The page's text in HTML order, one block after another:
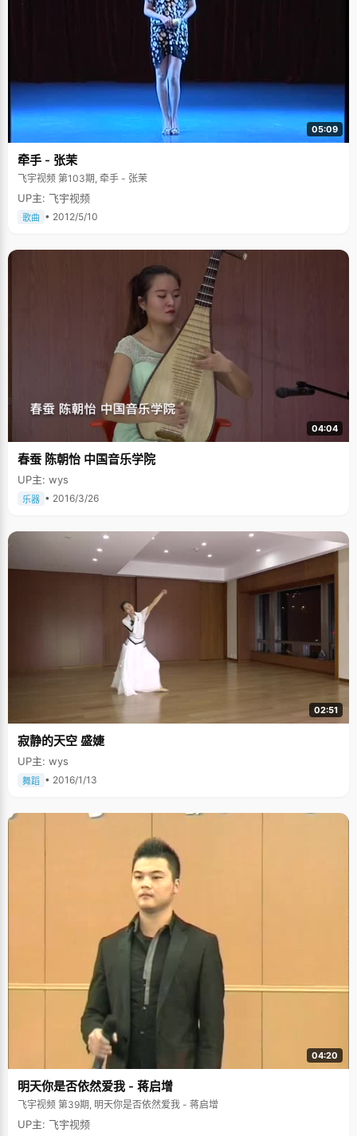
05:09
牵手 - 张茉
飞宇视频 第103期, 牵手 - 张茉
UP主: 飞宇视频
歌曲 • 2012/5/10
04:04
春蚕 陈朝怡 中国音乐学院
UP主: wys
乐器 • 2016/3/26
02:51
寂静的天空 盛婕
UP主: wys
舞蹈 • 2016/1/13
04:20
明天你是否依然爱我 - 蒋启增
飞宇视频 第39期, 明天你是否依然爱我 - 蒋启增
UP主: 飞宇视频